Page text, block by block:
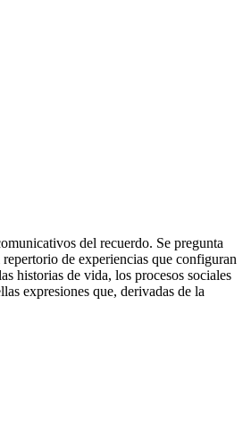
del recuerdo. Se pregunta
de experiencias que configuran
historias de vida, los procesos sociales
expresiones que, derivadas de la